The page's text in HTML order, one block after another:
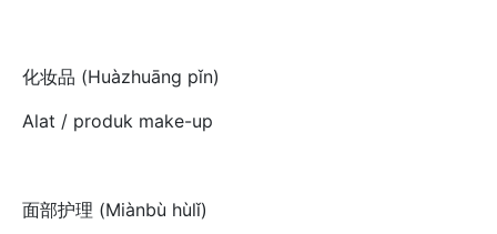
化妆品 (Huàzhuāng pǐn)
Alat / produk make-up
面部护理 (Miànbù hùlǐ)